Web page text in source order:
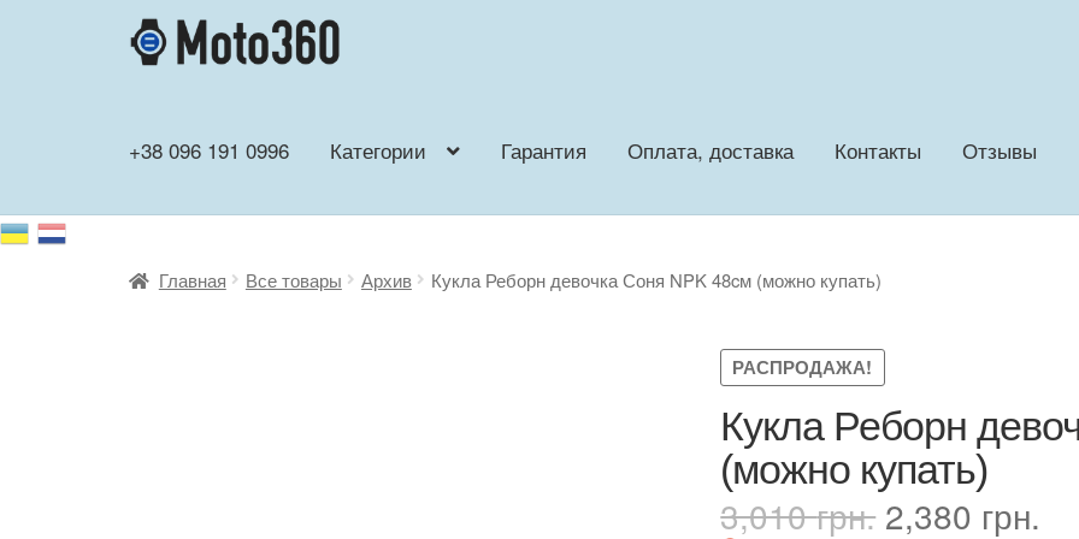
Перейти
к
Перейти
к
+38 096 191 0996 Категории Гарантия Оплата, доставка Контакты Отзывы
Главная Все товары Архив Кукла Реборн девочка Соня NPK 48cм (можно купать)
РАСПРОДАЖА!
Кукла Реборн
(можно купать)
3,010грн. 2,380 грн.